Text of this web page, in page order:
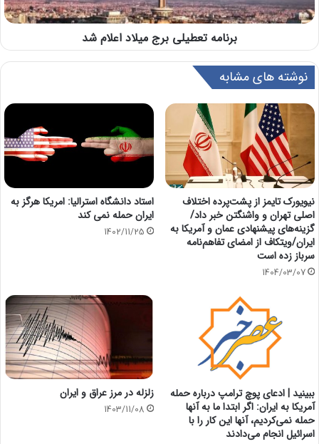
برنامه تعطیلی برج میلاد اعلام شد
نوشته های مشابه
نیویورک تایمز از پشت‌پرده اختلاف
اصلی تهران و واشنگتن خبر داد/
گزینه‌های پیشنهادی عمان و آمریکا به
ایران/ویتکاف از امضای تفاهم‌نامه
سرباز زده است
1404/03/07
استاد دانشگاه استرالیا: امریکا هرگز به
ایران حمله نمی کند
1402/11/25
ببینید | ادعای پوچ ترامپ درباره حمله
آمریکا به ایران: اگر ابتدا ما به آنها
حمله نمی‌کردیم، آنها این کار را با
اسرائیل انجام می‌دادند
زلزله در مرز عراق و ایران
1403/11/08